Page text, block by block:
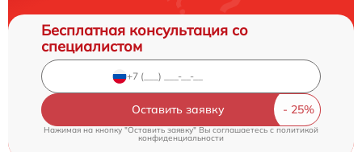
Бесплатная консультация со
специалистом
Оставить заявку
Нажимая на кнопку "Оставить заявку" Вы соглашаетесь cполитикой
конфиденциальности